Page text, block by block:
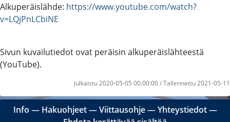
Alkuperäislähde: https://www.youtube.com/watch?
v=LQjPnLCbiNE
Sivun kuvailutiedot ovat peräisin alkuperäislähteestä
(YouTube).
Julkaistu 2020-05-05 00:00:00 / Tallennettu 2021-05-11
Info ― Hakuohjeet―Viittausohje―Yhteystiedot―